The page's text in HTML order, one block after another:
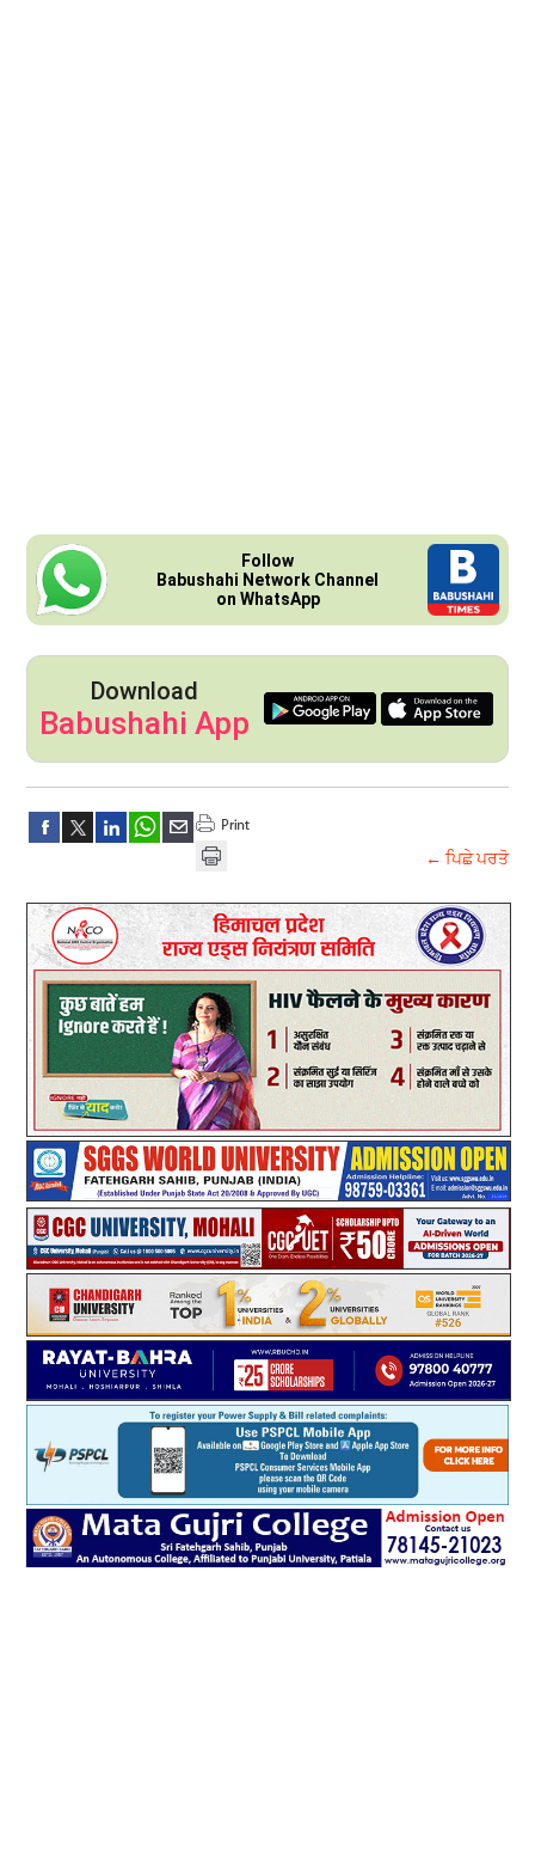
Follow
Babushahi Network Channel
on WhatsApp
Download
Babushahi App
← ਪਿਛੇ ਪਰਤੋ